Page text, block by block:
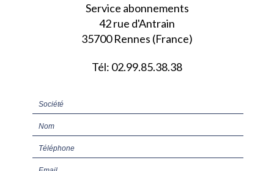
Service abonnements
42 rue d'Antrain
35700 Rennes (France)
Tél: 02.99.85.38.38